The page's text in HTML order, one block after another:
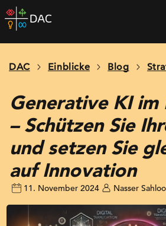
Skip
to
home
DAC Einblicke Blog
Generative KI
– Schützen Sie
und setzen Sie
auf Innovation
11. November 2024 Nasser